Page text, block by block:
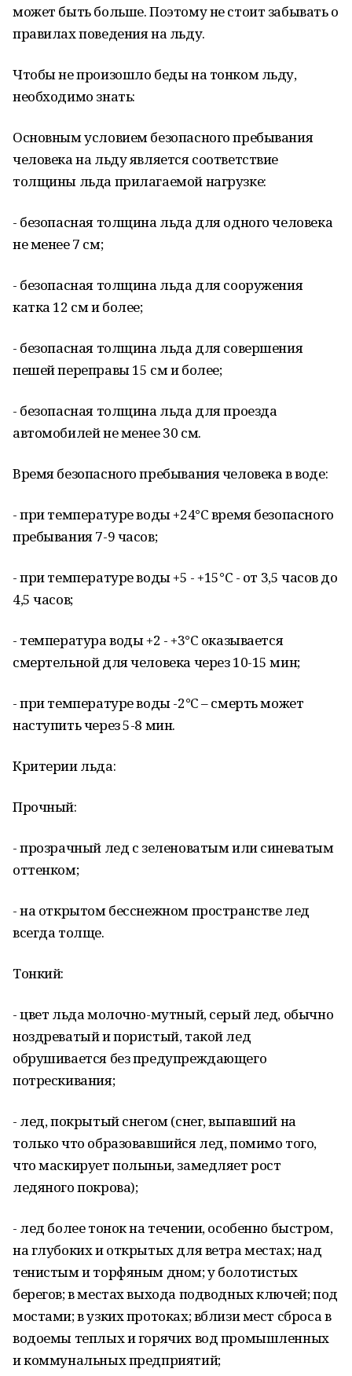
может быть больше. Поэтому не стоит забывать о
правилах поведения на льду.
Чтобы не произошло беды на тонком льду,
необходимо знать:
Основным условием безопасного пребывания
человека на льду является соответствие
толщины льда прилагаемой нагрузке:
- безопасная толщина льда для одного человека
не менее 7 см;
- безопасная толщина льда для сооружения
катка 12 см и более;
- безопасная толщина льда для совершения
пешей переправы 15 см и более;
- безопасная толщина льда для проезда
автомобилей не менее 30 см.
Время безопасного пребывания человека в воде:
- при температуре воды +24°С время безопасного
пребывания 7-9 часов;
- при температуре воды +5 - +15°С - от 3,5 часов до
4,5 часов;
- температура воды +2 - +3°С оказывается
смертельной для человека через 10-15 мин;
- при температуре воды -2°С – смерть может
наступить через 5-8 мин.
Критерии льда:
Прочный:
- прозрачный лед с зеленоватым или синеватым
оттенком;
- на открытом бесснежном пространстве лед
всегда толще.
Тонкий:
- цвет льда молочно-мутный, серый лед, обычно
ноздреватый и пористый, такой лед
обрушивается без предупреждающего
потрескивания;
- лед, покрытый снегом (снег, выпавший на
только что образовавшийся лед, помимо того,
что маскирует полыньи, замедляет рост
ледяного покрова);
- лед более тонок на течении, особенно быстром,
на глубоких и открытых для ветра местах; над
тенистым и торфяным дном; у болотистых
берегов; в местах выхода подводных ключей; под
мостами; в узких протоках; вблизи мест сброса в
водоемы теплых и горячих вод промышленных
и коммунальных предприятий;